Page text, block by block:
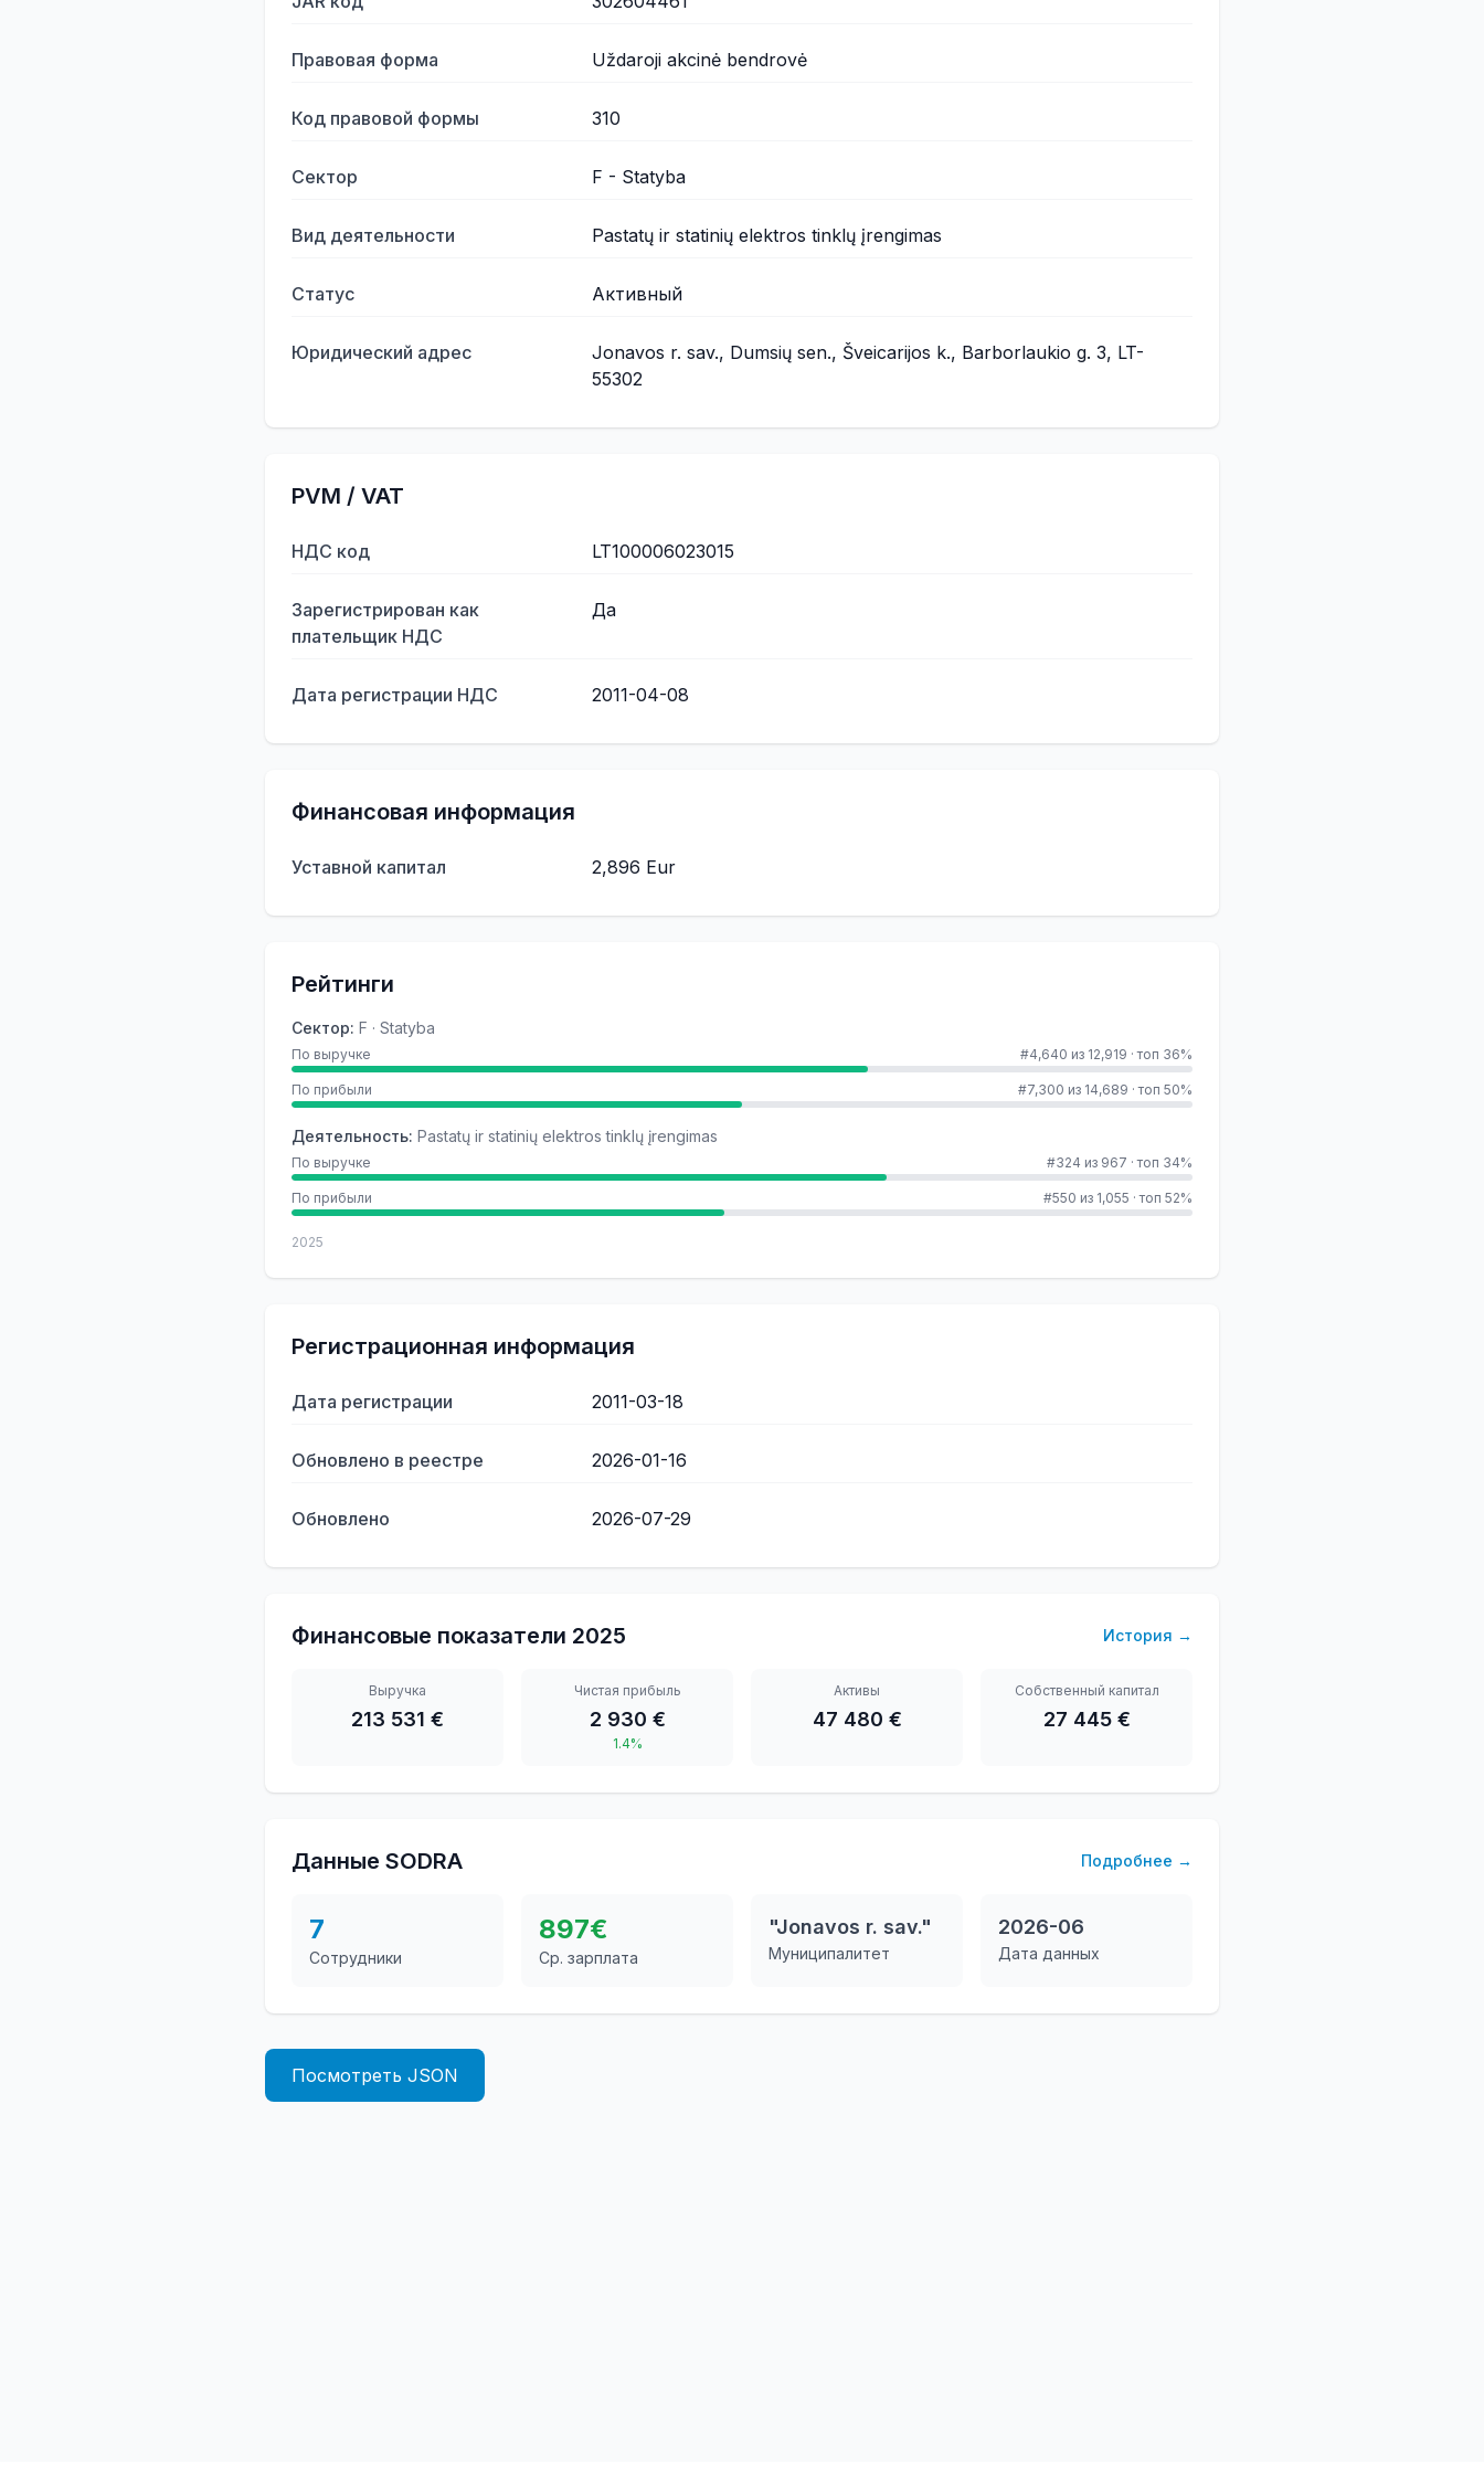
Правовая форма Uždaroji akcinė bendrovė
Код правовой формы 310
Сектор F - Statyba
Вид деятельности Pastatų ir statinių elektros tinklų įrengimas
Статус Активный
Юридический адрес
Jonavos r. sav., Dumsių sen., Šveicarijos k., Barborlaukio g. 3, LT-
55302
PVM / VAT
НДС код LT100006023015
Зарегистрирован как
плательщик НДС
Да
Дата регистрации НДС 2011-04-08
Финансовая информация
Уставной капитал 2,896 Eur
Рейтинги
Сектор: F · Statyba
По выручке #4,640 из 12,919 ·топ 36%
По прибыли #7,300 из 14,689 ·топ 50%
Деятельность: Pastatų ir statinių elektros tinklų įrengimas
По выручке #324 из 967 ·топ 34%
По прибыли #550 из 1,055 ·топ 52%
2025
Регистрационная информация
Дата регистрации 2011-03-18
Обновлено в реестре 2026-01-16
Обновлено 2026-07-29
Финансовые показатели 2025 История →
Выручка
213 531 €
Чистая прибыль
2 930 €
1.4%
Активы
47 480 €
Собственный капитал
27 445 €
Данные SODRA Подробнее →
7
Сотрудники
897€
Ср. зарплата
"Jonavos r. sav."
Муниципалитет
2026-06
Дата данных
Посмотреть JSON